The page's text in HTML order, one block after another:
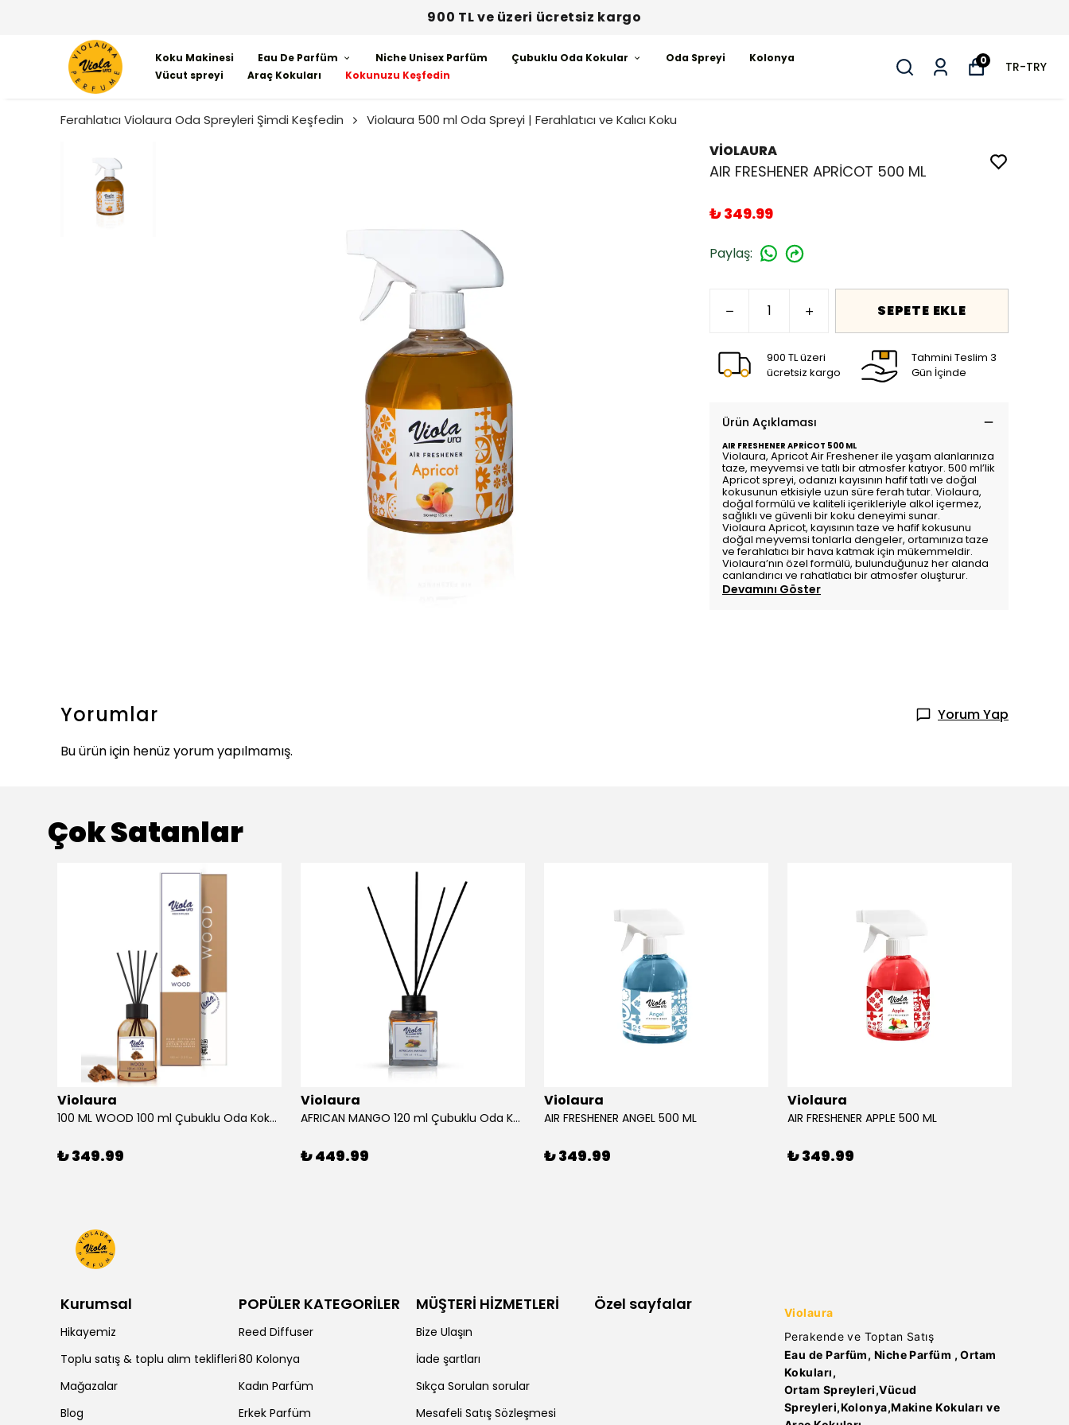
900 TL ve üzeri ücretsiz kargo
Koku Makinesi Eau De Parfüm Niche Unisex Parfüm Çubuklu Oda Kokular Oda Spreyi
Kolonya
Vücut spreyi
Araç Kokuları Kokunuzu Keşfedin
0 TR-TRY
Ferahlatıcı Violaura Oda Spreyleri Şimdi Keşfedin Violaura 500 ml Oda Spreyi | Ferahlatıcı ve Kalıcı Koku
VİOLAURA
AIR FRESHENER APRİCOT 500 ML
₺ 349.99
Paylaş:
SEPETE EKLE
900 TL üzeri
ücretsiz kargo
Tahmini Teslim 3
Gün İçinde
Ürün Açıklaması
AIR FRESHENER APRİCOT 500 ML
Violaura, ApricotAir Freshener ile yaşam alanlarınıza
taze, meyvemsi ve tatlı bir atmosfer katıyor. 500 ml’lik
Apricotspreyi, odanızı kayısının hafif tatlı ve doğal
kokusunun etkisiyle uzun süre ferah tutar. Violaura,
doğal formülü ve kaliteli içerikleriyle alkol içermez,
sağlıklı ve güvenli bir koku deneyimi sunar.
Violaura Apricot, kayısının taze ve hafif kokusunu
doğal meyvemsi tonlarla dengeler, ortamınıza taze
ve ferahlatıcı bir hava katmak için mükemmeldir.
Violaura’nın özel formülü, bulunduğunuz her alanda
canlandırıcı ve rahatlatıcı bir atmosfer oluşturur.
Devamını Göster
Yorumlar
Yorum Yap
Bu ürün için henüz yorum yapılmamış.
Çok Satanlar
Violaura
100 ML WOOD 100 ml Çubuklu Oda Kokusu
₺ 349.99
Violaura
AFRICAN MANGO 120 ml Çubuklu Oda Kokusu
₺ 449.99
Violaura
AIR FRESHENER ANGEL 500 ML
₺ 349.99
Violaura
AIR FRESHENER APPLE 500 ML
₺ 349.99
Kurumsal
Hikayemiz
Toplu satış & toplu alım teklifleri
Mağazalar
Blog
POPÜLER KATEGORİLER
Reed Diffuser
80 Kolonya
Kadın Parfüm
Erkek Parfüm
MÜŞTERİ HİZMETLERİ
Bize Ulaşın
İade şartları
Sıkça Sorulan sorular
Mesafeli Satış Sözleşmesi
Özel sayfalar
Violaura
Perakende ve Toptan Satış
Eau de Parfüm, Niche Parfüm , Ortam
Kokuları,
Ortam Spreyleri,Vücud
Spreyleri,Kolonya,Makine Kokuları ve